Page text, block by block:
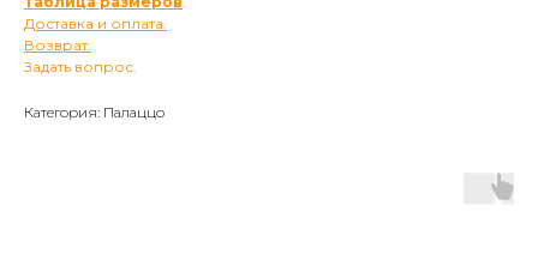
Доставка и оплата.
Возврат.
Задать вопрос.
Категория: Палаццо